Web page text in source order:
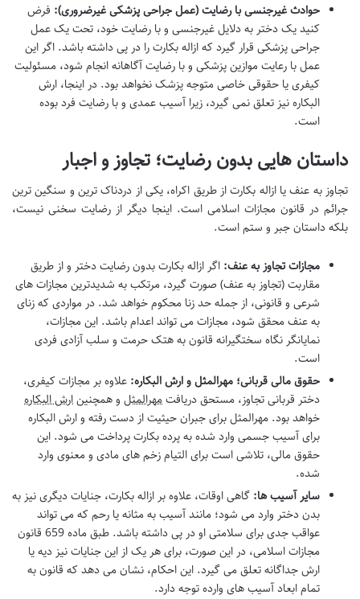
حوادث غیرجنسی با رضایت (عمل جراحی پزشکی غیرضروری): فرض
کنید یک دختر به دلایل غیرجنسی و با رضایت خود، تحت یک عمل
جراحی پزشکی قرار گیرد که ازاله بکارت را در پی داشته باشد. اگر این
عمل با رعایت موازین پزشکی و با رضایت آگاهانه انجام شود، مسئولیت
کیفری یا حقوقی خاصی متوجه پزشک نخواهد بود. در اینجا، ارش
البکاره نیز تعلق نمی گیرد، زیرا آسیب عمدی و با رضایت فرد بوده
است.
داستان هایی بدون رضایت؛ تجاوز و اجبار
تجاوز به عنف یا ازاله بکارت از طریق اکراه، یکی از دردناک ترین و سنگین ترین
جرائم در قانون مجازات اسلامی است. اینجا دیگر از رضایت سخنی نیست،
بلکه داستان جبر و ستم است.
مجازات تجاوز به عنف: اگر ازاله بکارت بدون رضایت دختر و از طریق
مقاربت (تجاوز به عنف) صورت گیرد، مرتکب به شدیدترین مجازات های
شرعی و قانونی، از جمله حد زنا محکوم خواهد شد. در مواردی که زنای
به عنف محقق شود، مجازات می تواند اعدام باشد. این مجازات،
نمایانگر نگاه سختگیرانه قانون به هتک حرمت و سلب آزادی فردی
است.
حقوق مالی قربانی؛ مهرالمثل و ارش البکاره: علاوه بر مجازات کیفری،
دختر قربانی تجاوز، مستحق دریافتمهرالمثل و همچنینارش البکاره
خواهد بود. مهرالمثل برای جبران حیثیت از دست رفته و ارش البکاره
برای آسیب جسمی وارد شده به پرده بکارت پرداخت می شود. این
حقوق مالی، تلاشی است برای التیام زخم های مادی و معنوی وارد
شده.
سایر آسیب ها: گاهی اوقات، علاوه بر ازاله بکارت، جنایات دیگری نیز به
بدن دختر وارد می شود؛ مانند آسیب به مثانه یا رحم که می تواند
عواقب جدی برای سلامتی او در پی داشته باشد. طبق ماده 659 قانون
مجازات اسلامی، در این صورت، برای هر یک از این جنایات نیز دیه یا
ارش جداگانه تعلق می گیرد. این احکام، نشان می دهد که قانون به
تمام ابعاد آسیب های وارده توجه دارد.